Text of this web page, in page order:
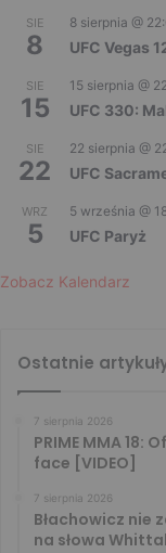
SIE
8
8 sierpnia @
UFC Vegas
SIE
15
15 sierpnia @
UFC 330:
SIE
22
22 sierpnia @
UFC
WRZ
5
5 września @
UFC Paryż
Zobacz Kalendarz
Ostatnie
7 sierpnia 2026
PRIME MMA
face [VIDEO]
7 sierpnia 2026
Błachowicz nie
na słowa